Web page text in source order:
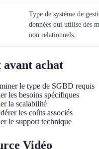
Type de système de
données qui utilise des
non relationnels.
avant achat
le type de SGBD requis
les besoins spécifiques
la scalabilité
les coûts associés
le support technique
Vidéo